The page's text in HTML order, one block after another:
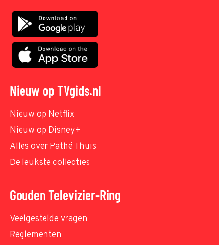
Nieuw op TVgids.nl
Nieuw op Netflix
Nieuw op Disney+
Alles over Pathé Thuis
De leukste collecties
Gouden Televizier-Ring
Veelgestelde vragen
Reglementen